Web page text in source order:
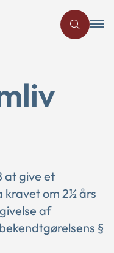
at give et
om 2½ års
af
§